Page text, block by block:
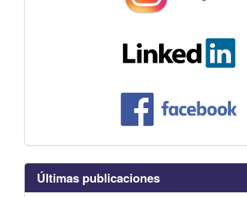
Últimas publicaciones